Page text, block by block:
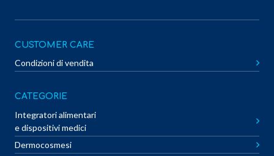
CUSTOMER CARE
Condizioni di vendita
CATEGORIE
Integratori alimentari
e dispositivi medici
Dermocosmesi